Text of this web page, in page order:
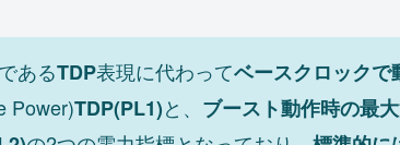
あるTDP表現に代わってベースクロックで
Power)TDP(PL1)と、 ブースト動作時の最